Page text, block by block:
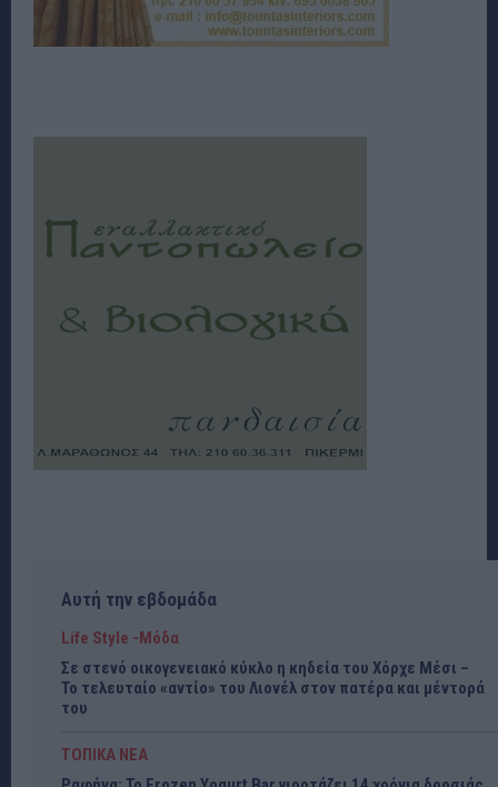
Αυτή την εβδομάδα
Life Style -Μόδα
Σε στενό οικογενειακό κύκλο η κηδεία του Χόρχε Μέσι –
Το τελευταίο «αντίο» του Λιονέλ στον πατέρα και μέντορά
του
ΤΟΠΙΚΑ ΝΕΑ